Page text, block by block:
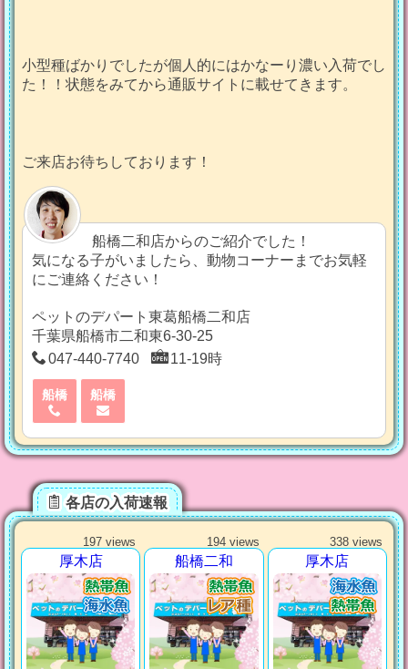
小型種ばかりでしたが個人的にはかなーり濃い入荷でし
た！！状態をみてから通販サイトに載せてきます。
ご来店お待ちしております！
船橋二和店からのご紹介でした！
気になる子がいましたら、動物コーナーまでお気軽
にご連絡ください！
ペットのデパート東葛船橋二和店
千葉県船橋市二和東6-30-25
047-440-7740
11-19時
船橋 船橋
各店の入荷速報
197 views
厚木店
194 views
船橋二和
338 views
厚木店